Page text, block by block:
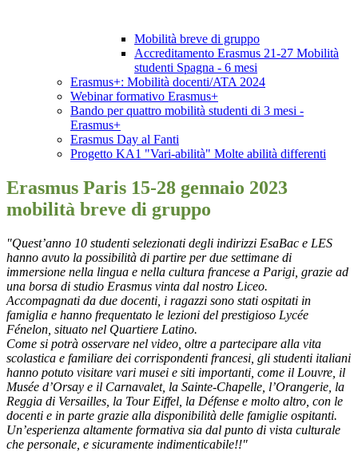
Mobilità breve di gruppo
Accreditamento Erasmus 21-27 Mobilità
studenti Spagna - 6 mesi
Erasmus+: Mobilità docenti/ATA 2024
Webinar formativo Erasmus+
Bando per quattro mobilità studenti di 3 mesi -
Erasmus+
Erasmus Day al Fanti
Progetto KA1 "Vari-abilità" Molte abilità differenti
Erasmus Paris 15-28 gennaio 2023
mobilità breve di gruppo
"Quest’anno 10 studenti selezionati degli indirizzi EsaBac e LES
hanno avuto la possibilità di partire per due settimane di
immersione nella lingua e nella cultura francese a Parigi, grazie ad
una borsa di studio Erasmus vinta dal nostro Liceo.
Accompagnati da due docenti, i ragazzi sono stati ospitati in
famiglia e hanno frequentato le lezioni del prestigioso Lycée
Fénelon, situato nel Quartiere Latino.
Come si potrà osservare nel video, oltre a partecipare alla vita
scolastica e familiare dei corrispondenti francesi, gli studenti italiani
hanno potuto visitare vari musei e siti importanti, come il Louvre, il
Musée d’Orsay e il Carnavalet, la Sainte-Chapelle, l’Orangerie, la
Reggia di Versailles, la Tour Eiffel, la Défense e molto altro, con le
docenti e in parte grazie alla disponibilità delle famiglie ospitanti.
Un’esperienza altamente formativa sia dal punto di vista culturale
che personale, e sicuramente indimenticabile!!"